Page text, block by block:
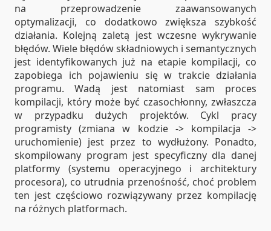
na przeprowadzenie zaawansowanych
optymalizacji, co dodatkowo zwiększa szybkość
działania. Kolejną zaletą jest wczesne wykrywanie
błędów. Wiele błędów składniowych i semantycznych
jest identyfikowanych już na etapie kompilacji, co
zapobiega ich pojawieniu się w trakcie działania
programu. Wadą jest natomiast sam proces
kompilacji, który może być czasochłonny, zwłaszcza
w przypadku dużych projektów. Cykl pracy
programisty (zmiana w kodzie -> kompilacja ->
uruchomienie) jest przez to wydłużony. Ponadto,
skompilowany program jest specyficzny dla danej
platformy (systemu operacyjnego i architektury
procesora), co utrudnia przenośność, choć problem
ten jest częściowo rozwiązywany przez kompilację
na różnych platformach.